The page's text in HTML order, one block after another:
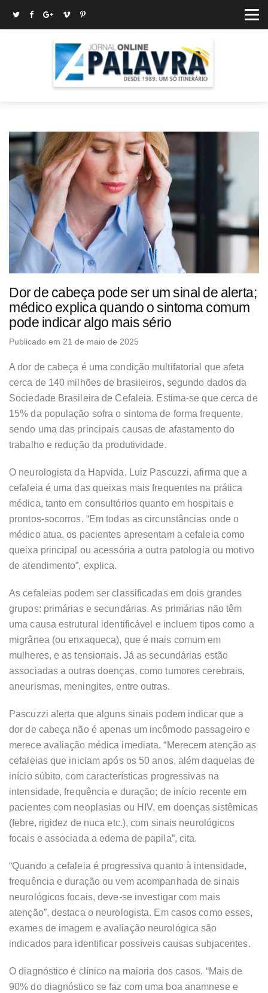
Dor de cabeça pode ser um sinal de alerta;
médico explica quando o sintoma comum
pode indicar algo mais sério
Publicado em 21 de maio de 2025
A dor de cabeça é uma condição multifatorial que afeta
cerca de 140 milhões de brasileiros, segundo dados da
Sociedade Brasileira de Cefaleia. Estima-se que cerca de
15% da população sofra o sintoma de forma frequente,
sendo uma das principais causas de afastamento do
trabalho e redução da produtividade.
O neurologista da Hapvida, Luiz Pascuzzi, afirma que a
cefaleia é uma das queixas mais frequentes na prática
médica, tanto em consultórios quanto em hospitais e
prontos-socorros. “Em todas as circunstâncias onde o
médico atua, os pacientes apresentam a cefaleia como
queixa principal ou acessória a outra patologia ou motivo
de atendimento”, explica.
As cefaleias podem ser classificadas em dois grandes
grupos: primárias e secundárias. As primárias não têm
uma causa estrutural identificável e incluem tipos como a
migrânea (ou enxaqueca), que é mais comum em
mulheres, e as tensionais. Já as secundárias estão
associadas a outras doenças, como tumores cerebrais,
aneurismas, meningites, entre outras.
Pascuzzi alerta que alguns sinais podem indicar que a
dor de cabeça não é apenas um incômodo passageiro e
merece avaliação médica imediata. “Merecem atenção as
cefaleias que iniciam após os 50 anos, além daquelas de
início súbito, com características progressivas na
intensidade, frequência e duração; de início recente em
pacientes com neoplasias ou HIV, em doenças sistêmicas
(febre, rigidez de nuca etc.), com sinais neurológicos
focais e associada a edema de papila”, cita.
“Quando a cefaleia é progressiva quanto à intensidade,
frequência e duração ou vem acompanhada de sinais
neurológicos focais, deve-se investigar com mais
atenção”, destaca o neurologista. Em casos como esses,
exames de imagem e avaliação neurológica são
indicados para identificar possíveis causas subjacentes.
O diagnóstico é clínico na maioria dos casos. “Mais de
90% do diagnóstico se faz com uma boa anamnese e